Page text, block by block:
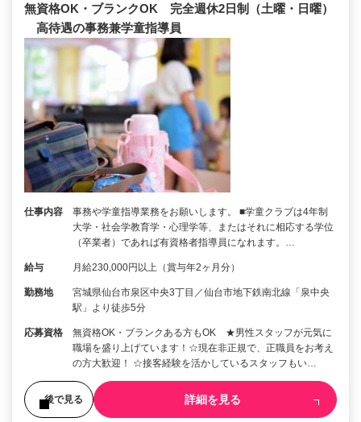
無資格OK・ブランクOK 完全週休2日制（土曜・日曜）
高待遇の事務兼学童指導員
仕事内容
事務や学童指導業務をお願いします。 ■学童クラブは4年制
大学・社会学教育学・心理学等、またはそれに相応する学位
（卒業者）であれば有資格者指導員になれます。…
給与 月給230,000円以上（賞与年2ヶ月分）
勤務地
宮城県仙台市泉区中央3丁目／仙台市地下鉄南北線「泉中央
駅」より徒歩5分
応募資格
無資格OK・ブランクある方もOK ★男性スタッフが元気に
職場を盛り上げています！☆現在非正規で、正職員をお考え
の方大歓迎！ ☆接客経験を活かしているスタッフもい…
後で見る 詳細を見る